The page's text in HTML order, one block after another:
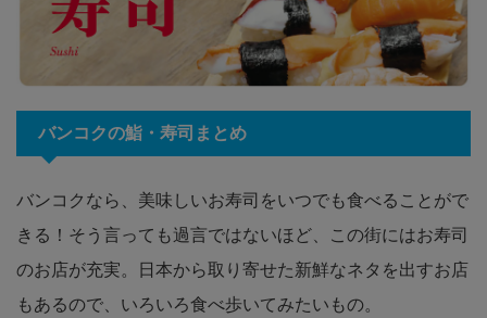
バンコクの鮨・寿司まとめ
バンコクなら、美味しいお寿司をいつでも食べることがで
きる！そう言っても過言ではないほど、この街にはお寿司
のお店が充実。日本から取り寄せた新鮮なネタを出すお店
もあるので、いろいろ食べ歩いてみたいもの。